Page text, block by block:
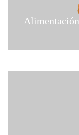
Alimentación